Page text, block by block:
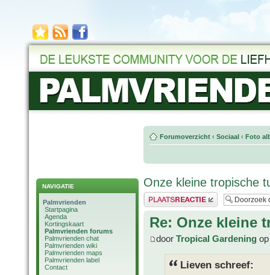
NAVIGATIE
Palmvrienden
Startpagina
Agenda
Kortingskaart
Palmvrienden forums
Palmvrienden chat
Palmvrienden wiki
Palmvrienden maps
Palmvrienden label
Contact
Forumoverzicht ‹ Sociaal ‹ Foto
Onze kleine tropische
Plaats een reactie
Re: Onze kleine
door Tropical Gardening
Lieven schreef: